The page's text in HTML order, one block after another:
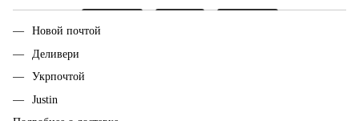
Новой почтой
Деливери
Укрпочтой
Justin